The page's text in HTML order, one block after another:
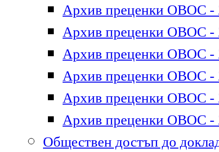
Архив преценки ОВОС -
Архив преценки ОВОС -
Архив преценки ОВОС -
Архив преценки ОВОС -
Архив преценки ОВОС -
Архив преценки ОВОС -
Обществен достъп до